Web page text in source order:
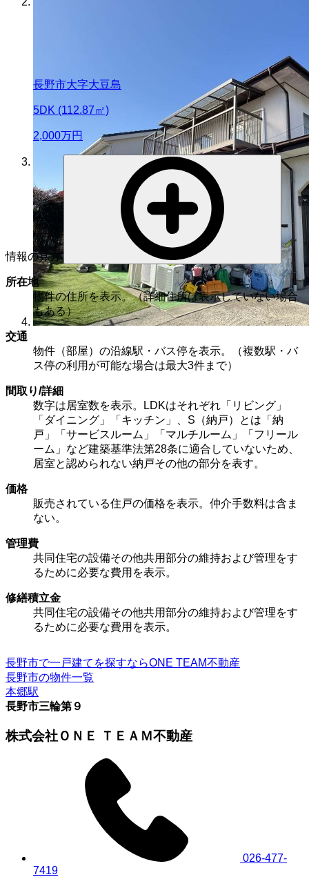
長野市大字大豆島
5DK (112.87㎡)
2,000万円
情報の見方
所在地
物件の住所を表示。（詳細住所は表示していない場合
もある）
交通
物件（部屋）の沿線駅・バス停を表示。（複数駅・バ
ス停の利用が可能な場合は最大3件まで）
間取り/詳細
数字は居室数を表示。LDKはそれぞれ「リビング」
「ダイニング」「キッチン」、S（納戸）とは「納
戸」「サービスルーム」「マルチルーム」「フリール
ーム」など建築基準法第28条に適合していないため、
居室と認められない納戸その他の部分を表す。
価格
販売されている住戸の価格を表示。仲介手数料は含ま
ない。
管理費
共同住宅の設備その他共用部分の維持および管理をす
るために必要な費用を表示。
修繕積立金
共同住宅の設備その他共用部分の維持および管理をす
るために必要な費用を表示。
長野市で一戸建てを探すならONE TEAM不動産
長野市の物件一覧
本郷駅
長野市三輪第９
株式会社ＯＮＥ ＴＥＡＭ不動産
026-477-
7419